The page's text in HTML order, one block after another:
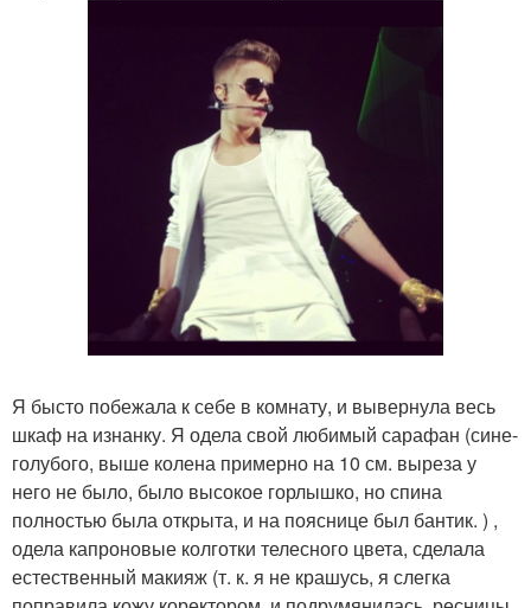
Я бысто побежала к себе в комнату, и вывернула весь
шкаф на изнанку. Я одела свой любимый сарафан (сине-
голубого, выше колена примерно на 10 см. выреза у
него не было, было высокое горлышко, но спина
полностью была открыта, и на пояснице был бантик. ) ,
одела капроновые колготки телесного цвета, сделала
естественный макияж (т. к. я не крашусь, я слегка